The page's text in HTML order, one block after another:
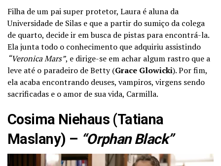
Filha de um pai super protetor, Laura é aluna da
Universidade de Silas e que a partir do sumiço da colega
de quarto, decide ir em busca de pistas para encontrá-la.
Ela junta todo o conhecimento que adquiriu assistindo
“Veronica Mars”, e dirige-se em achar algum rastro que a
leve até o paradeiro de Betty (Grace Glowicki). Por fim,
ela acaba encontrando deuses, vampiros, virgens sendo
sacrificadas e o amor de sua vida, Carmilla.
Cosima Niehaus (Tatiana
Maslany) – “Orphan Black”